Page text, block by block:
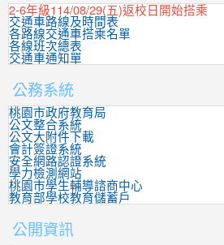
2-6年級114/08/29(五)返校日開始搭乘
交通車路線及時間表
各路線交通車搭乘名單
各線班次總表
交通車通知單
公務系統
桃園市政府教育局
公文整合系統
公文大附件下載
會計簽證系統
安全網路認證系統
學力檢測網站
桃園市學生輔導諮商中心
教育部學校教育儲蓄戶
公開資訊